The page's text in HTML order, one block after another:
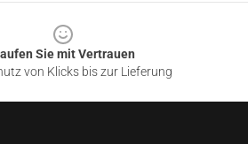
Sie mit Vertrauen
von Klicks bis zur Lieferung